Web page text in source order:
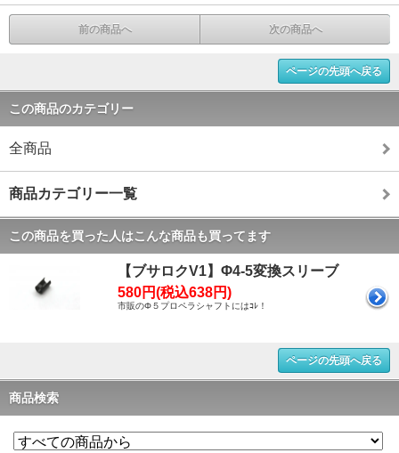
前の商品へ 次の商品へ
ページの先頭へ戻る
この商品のカテゴリー
全商品
商品カテゴリー一覧
この商品を買った人はこんな商品も買ってます
【ブサロクV1】Φ4-5変換スリーブ
580円(税込638円)
市販のΦ５プロペラシャフトにはｺﾚ！
ページの先頭へ戻る
商品検索